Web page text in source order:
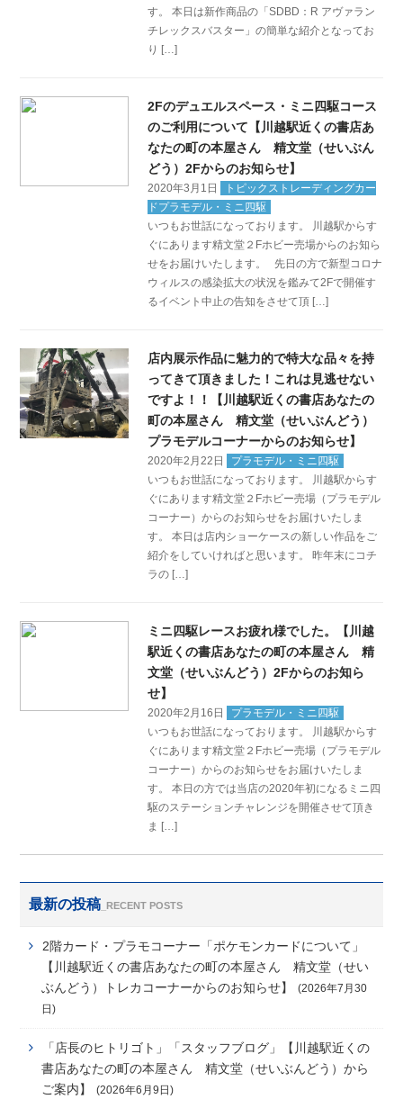
す。 本日は新作商品の「SDBD：R アヴァラン
チレックスバスター」の簡単な紹介となってお
り […]
2Fのデュエルスペース・ミニ四駆コース
のご利用について【川越駅近くの書店あ
なたの町の本屋さん 精文堂（せいぶん
どう）2Fからのお知らせ】
2020年3月1日
トピックストレーディングカー
ドプラモデル・ミニ四駆
いつもお世話になっております。 川越駅からす
ぐにあります精文堂２Fホビー売場からのお知ら
せをお届けいたします。 先日の方で新型コロナ
ウィルスの感染拡大の状況を鑑みて2Fで開催す
るイベント中止の告知をさせて頂 […]
店内展示作品に魅力的で特大な品々を持
ってきて頂きました！これは見逃せない
ですよ！！【川越駅近くの書店あなたの
町の本屋さん 精文堂（せいぶんどう）
プラモデルコーナーからのお知らせ】
2020年2月22日
プラモデル・ミニ四駆
いつもお世話になっております。 川越駅からす
ぐにあります精文堂２Fホビー売場（プラモデル
コーナー）からのお知らせをお届けいたしま
す。 本日は店内ショーケースの新しい作品をご
紹介をしていければと思います。 昨年末にコチ
ラの […]
ミニ四駆レースお疲れ様でした。【川越
駅近くの書店あなたの町の本屋さん 精
文堂（せいぶんどう）2Fからのお知ら
せ】
2020年2月16日
プラモデル・ミニ四駆
いつもお世話になっております。 川越駅からす
ぐにあります精文堂２Fホビー売場（プラモデル
コーナー）からのお知らせをお届けいたしま
す。 本日の方では当店の2020年初になるミニ四
駆のステーションチャレンジを開催させて頂き
ま […]
最新の投稿 _RECENT POSTS
2階カード・プラモコーナー「ポケモンカードについて」
【川越駅近くの書店あなたの町の本屋さん 精文堂（せい
ぶんどう）トレカコーナーからのお知らせ】
(2026年7月30
日)
「店長のヒトリゴト」「スタッフブログ」【川越駅近くの
書店あなたの町の本屋さん 精文堂（せいぶんどう）から
ご案内】
(2026年6月9日)